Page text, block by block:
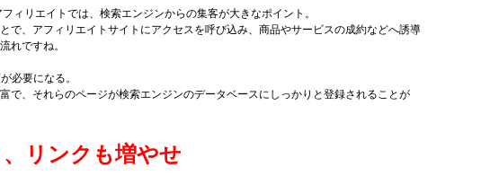
ィリエイトでは、検索エンジンからの集客が大きなポイント。
で、アフィリエイトサイトにアクセスを呼び込み、商品やサービスの成約などへ誘導
れですね。
必要になる。
で、それらのページが検索エンジンのデータベースにしっかりと登録されることが
リンクも増やせ